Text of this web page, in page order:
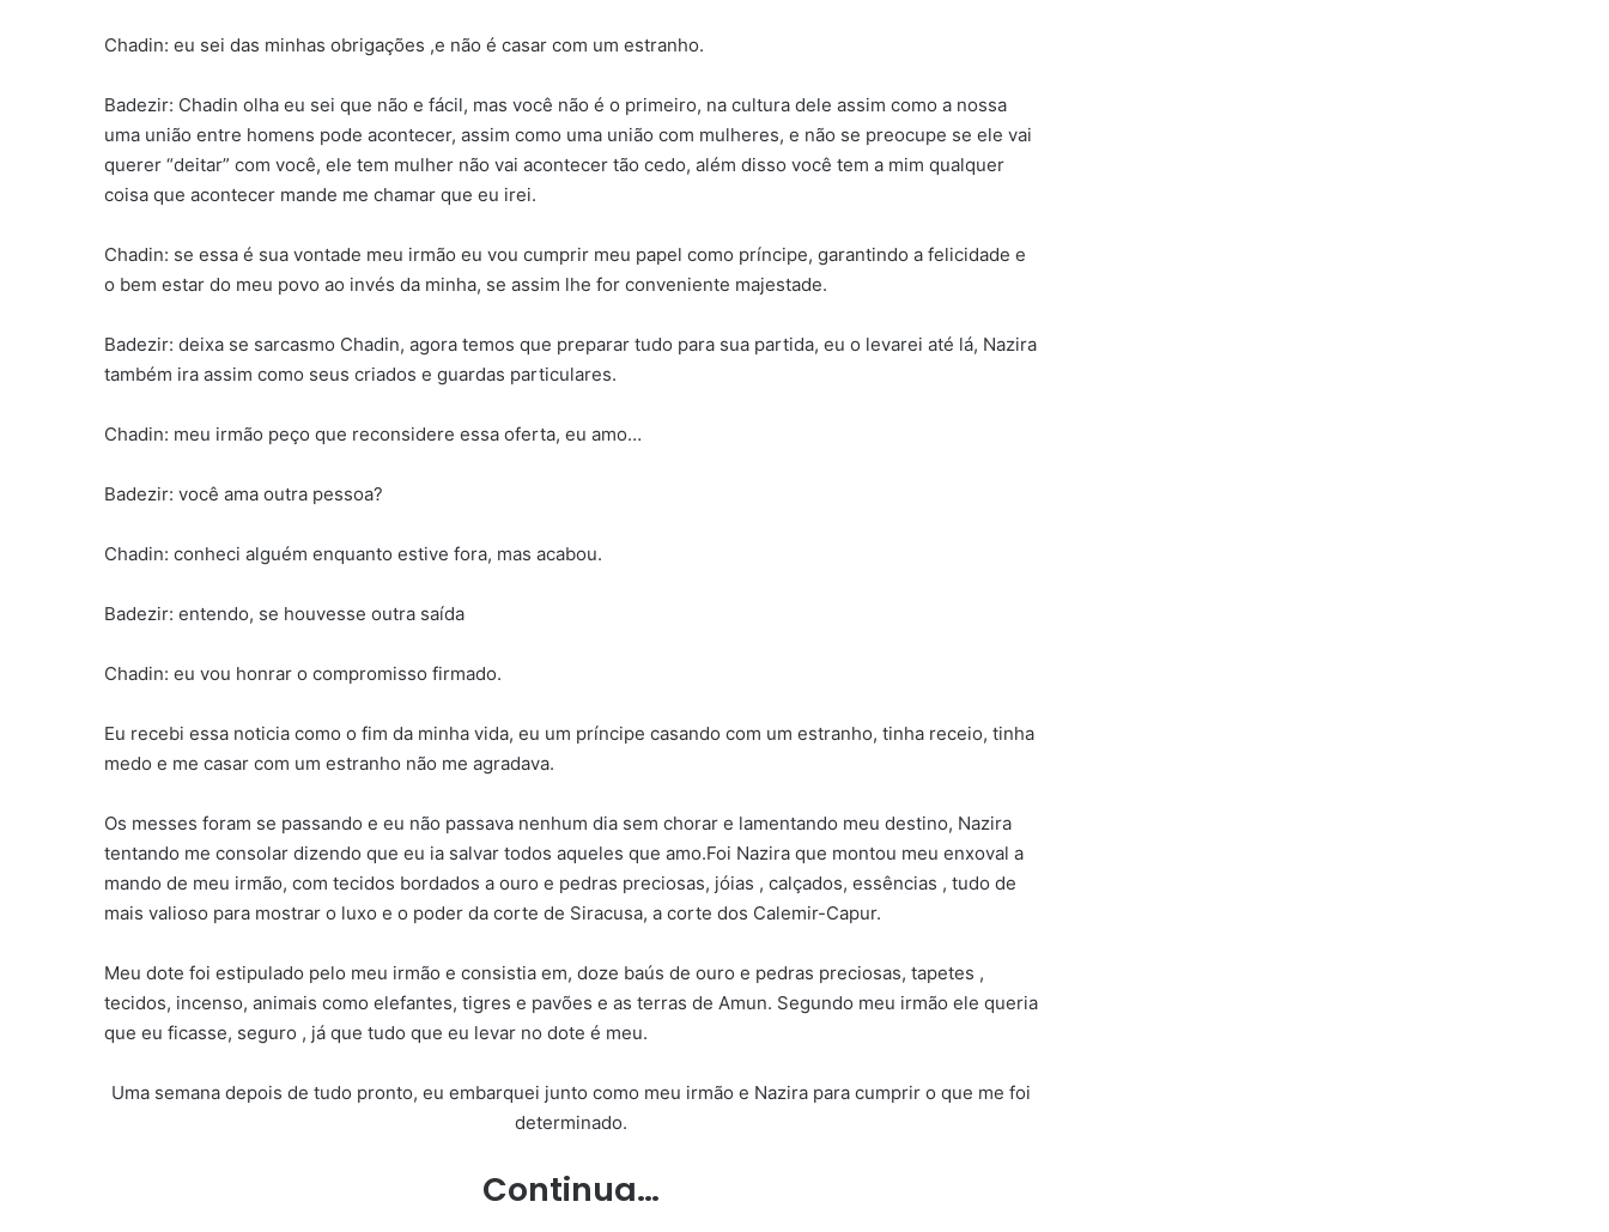
Chadin: eu sei das minhas obrigações ,e não é casar com um estranho.
Badezir: Chadin olha eu sei que não e fácil, mas você não é o primeiro, na cultura dele assim como a nossa
uma união entre homens pode acontecer, assim como uma união com mulheres, e não se preocupe se ele vai
querer “deitar” com você, ele tem mulher não vai acontecer tão cedo, além disso você tem a mim qualquer
coisa que acontecer mande me chamar que eu irei.
Chadin: se essa é sua vontade meu irmão eu vou cumprir meu papel como príncipe, garantindo a felicidade e
o bem estar do meu povo ao invés da minha, se assim lhe for conveniente majestade.
Badezir: deixa se sarcasmo Chadin, agora temos que preparar tudo para sua partida, eu o levarei até lá, Nazira
também ira assim como seus criados e guardas particulares.
Chadin: meu irmão peço que reconsidere essa oferta, eu amo…
Badezir: você ama outra pessoa?
Chadin: conheci alguém enquanto estive fora, mas acabou.
Badezir: entendo, se houvesse outra saída
Chadin: eu vou honrar o compromisso firmado.
Eu recebi essa noticia como o fim da minha vida, eu um príncipe casando com um estranho, tinha receio, tinha
medo e me casar com um estranho não me agradava.
Os messes foram se passando e eu não passava nenhum dia sem chorar e lamentando meu destino, Nazira
tentando me consolar dizendo que eu ia salvar todos aqueles que amo.Foi Nazira que montou meu enxoval a
mando de meu irmão, com tecidos bordados a ouro e pedras preciosas, jóias , calçados, essências , tudo de
mais valioso para mostrar o luxo e o poder da corte de Siracusa, a corte dos Calemir-Capur.
Meu dote foi estipulado pelo meu irmão e consistia em, doze baús de ouro e pedras preciosas, tapetes ,
tecidos, incenso, animais como elefantes, tigres e pavões e as terras de Amun. Segundo meu irmão ele queria
que eu ficasse, seguro , já que tudo que eu levar no dote é meu.
Uma semana depois de tudo pronto, eu embarquei junto como meu irmão e Nazira para cumprir o que me foi
determinado.
Continua…